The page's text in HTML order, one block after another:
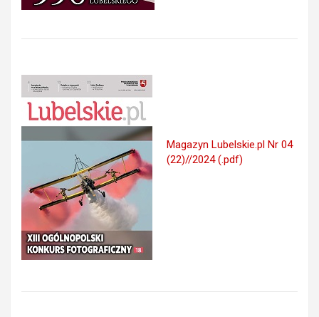
Magazyn Lubelskie.pl Nr 04
(22)//2024 (.pdf)